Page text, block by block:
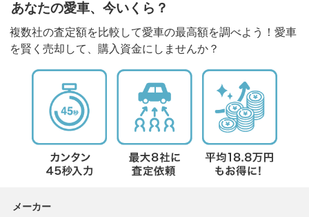
あなたの愛車、今いくら？
複数社の査定額を比較して愛車の最高額を調べよう！愛車
を賢く売却して、購入資金にしませんか？
メーカー